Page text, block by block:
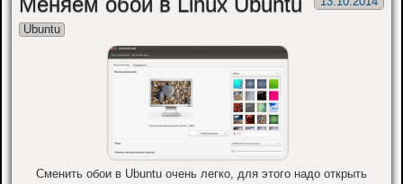
Ubuntu
Сменить обои в Ubuntu очень легко, для этого надо открыть